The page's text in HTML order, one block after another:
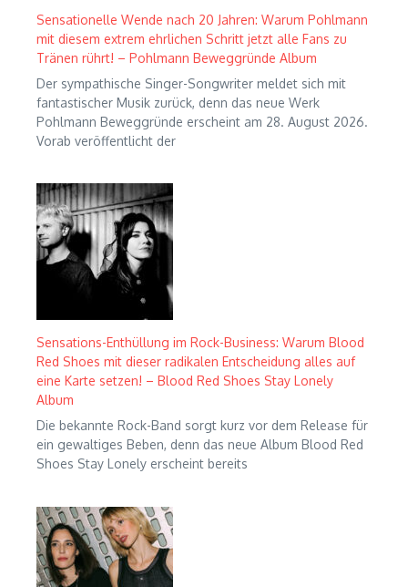
Sensationelle Wende nach 20 Jahren: Warum Pohlmann
mit diesem extrem ehrlichen Schritt jetzt alle Fans zu
Tränen rührt! – Pohlmann Beweggründe Album
Der sympathische Singer-Songwriter meldet sich mit
fantastischer Musik zurück, denn das neue Werk
Pohlmann Beweggründe erscheint am 28. August 2026.
Vorab veröffentlicht der
Sensations-Enthüllung im Rock-Business: Warum Blood
Red Shoes mit dieser radikalen Entscheidung alles auf
eine Karte setzen! – Blood Red Shoes Stay Lonely
Album
Die bekannte Rock-Band sorgt kurz vor dem Release für
ein gewaltiges Beben, denn das neue Album Blood Red
Shoes Stay Lonely erscheint bereits